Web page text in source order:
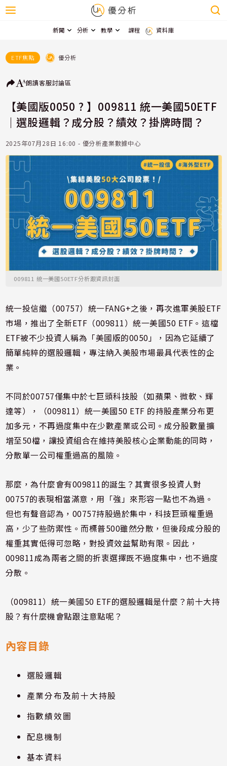
新聞 分析 教學 課程 資料庫
ETF焦點 優分析
朗讀客服討論區
【美國版0050 ? 】009811 統一美國50ETF
｜選股邏輯？成分股？績效？掛牌時間？
2025年07月28日 16:00 - 優分析產業數據中心
009811 統一美國50ETF分析跟資訊封面
統一投信繼（00757）統一FANG+之後，再次進軍美股ETF
市場，推出了全新ETF（009811）統一美國50 ETF。這檔
ETF被不少投資人稱為「美國版的0050」，因為它延續了
簡單純粹的選股邏輯，專注納入美股市場最具代表性的企
業。
不同於00757僅集中於七巨頭科技股（如蘋果、微軟、輝
達等），（009811）統一美國50 ETF 的持股產業分布更
加多元，不再過度集中在少數產業或公司。成分股數量擴
增至50檔，讓投資組合在維持美股核心企業動能的同時，
分散單一公司權重過高的風險。
那麼，為什麼會有009811的誕生？其實很多投資人對
00757的表現相當滿意，用「強」來形容一點也不為過。
但也有聲音認為，00757持股過於集中，科技巨頭權重過
高，少了些防禦性。而標普500雖然分散，但後段成分股的
權重其實低得可忽略，對投資效益幫助有限。因此，
009811成為兩者之間的折衷選擇既不過度集中，也不過度
分散。
（009811）統一美國50 ETF的選股邏輯是什麼？前十大持
股？有什麼機會點跟注意點呢？
內容目錄
選股邏輯
產業分布及前十大持股
指數績效圖
配息機制
基本資料